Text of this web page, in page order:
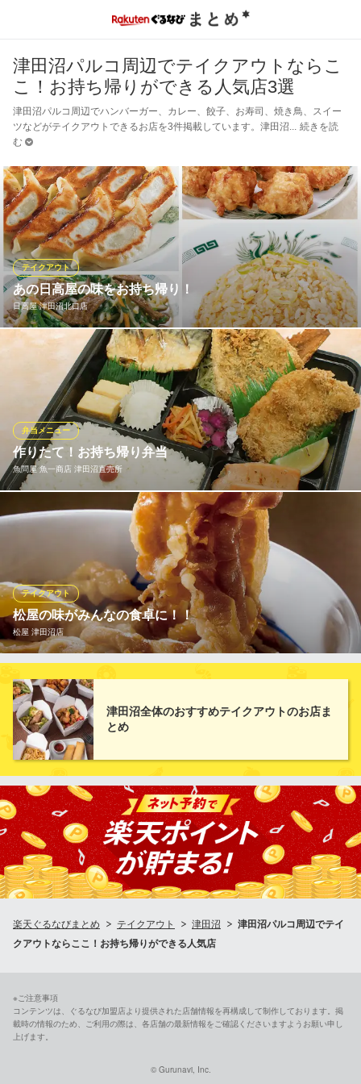
津田沼パルコ周辺でテイクアウトならこ
こ！お持ち帰りができる人気店3選
津田沼パルコ周辺でハンバーガー、カレー、餃子、お寿司、焼き鳥、スイー
ツなどがテイクアウトできるお店を3件掲載しています。津田沼
続きを読
む
あの日高屋の味をお持ち帰り！
日高屋 津田沼北口店
テイクアウト
日高屋の人気メニューは、全店お持ち帰りいただけます。しか
も、店内でお召し上がりいただくよりお得なメニューも！ 焼餃子
(6コ入)230円、冷凍生餃子(30コ入)600円、チャーハン460円（大
盛は570円）、ニラレバ炒め500円、唐揚げ(7コ入)530円。他に
も、お持ち帰り可能なメニューを豊富にご用意！職場やご家庭で
も是非！
日高屋 津田沼北口店
ＪＲ総武線津田沼駅北口 徒歩3分
千葉県船橋市前原西2-13-15 第10辰巳ビル
作りたて！お持ち帰り弁当
魚問屋 魚一商店 津田沼直売所
弁当メニュー
北海道直送のホタテ、沼津漁港仲買人直送のアジ、備長炭炭火焼
きの鮭ハラスとサバ。素材にも調理にもこだわったお弁当です。
できたてをお持ち帰りいただけます。店頭またはお電話にてご注
魚問屋 魚一商店 津田沼直売所
産直鮮魚居酒屋
ＪＲ総武線津田沼駅北口 徒歩2分
松屋の味がみんなの食卓に！！
松屋 津田沼店
テイクアウト
健康で豊かな食生活を応援する松屋では、一部のメニューをのぞ
き「できたて」をその場でお持ち帰りいただけます。 朝食・ラン
チタイム・夕飯や夜食など、いろいろなシーンに合わせてぜひご
利用ください！
松屋 津田沼店
牛めし・カレー・定食
ＪＲ総武線津田沼駅北口 徒歩3分
千葉県習志野市津田沼1-10-41 十番街ビル1F
津田沼全体のおすすめテイクアウトのお店ま
とめ
楽天ぐるなびまとめ テイクアウト 津田沼
津田沼パルコ周辺でテイ
クアウトならここ！お持ち帰りができる人気店
※ご注意事項
コンテンツは、ぐるなび加盟店より提供された店舗情報を再構成して制作しております。掲
載時の情報のため、ご利用の際は、各店舗の最新情報をご確認くださいますようお願い申し
上げます。
© Gurunavi, Inc.